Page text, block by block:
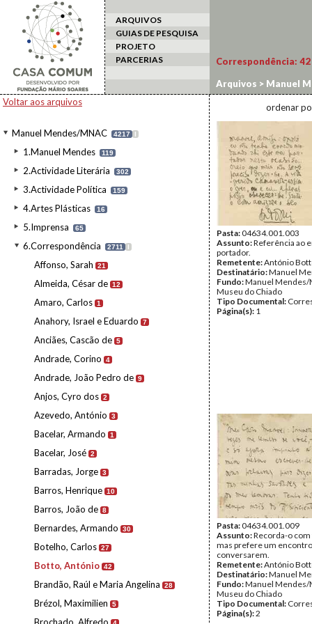
ARQUIVOS
GUIAS DE PESQUISA
PROJETO
PARCERIAS
Voltar aos arquivos
Manuel Mendes/MNAC 4217 I
1.Manuel Mendes 119
2.Actividade Literária 302
3.Actividade Política 159
4.Artes Plásticas 16
5.Imprensa 65
6.Correspondência 2711 I
Affonso, Sarah 21
Almeida, César de 12
Amaro, Carlos 1
Anahory, Israel e Eduardo 7
Anciães, Cascão de 5
Andrade, Corino 4
Andrade, João Pedro de 9
Anjos, Cyro dos 2
Azevedo, António 3
Bacelar, Armando 1
Bacelar, José 2
Barradas, Jorge 3
Barros, Henrique 10
Barros, João de 8
Bernardes, Armando 30
Botelho, Carlos 27
Botto, António 42
Brandão, Raúl e Maria Angelina 28
Brézol, Maximilien 5
Correspondência: 42
Arquivos > Manuel
ordenar
Pasta:04634.001.003
Assunto:Referência ao
portador.
Remetente:António
Destinatário:Manuel
Fundo:Manuel Mendes/
Museu do Chiado
Tipo Documental:
Página(s): 1
Pasta:04634.001.009
Assunto:Recorda-o
mas prefere um
conversarem.
Remetente:António
Destinatário:Manuel
Fundo:Manuel Mendes/
Museu do Chiado
Tipo Documental:
Página(s):2